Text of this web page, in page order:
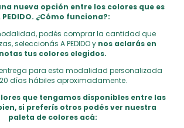
nueva opción entre los colores que es
PEDIDO. ¿Cómo funciona?:
podés comprar la cantidad que
seleccionás A PEDIDO y nos aclarás en
notas tus colores elegidos.
para esta modalidad personalizada
días hábiles aproximadamente.
que tengamos disponibles entre las
si preferís otros podés ver nuestra
paleta de colores acá: